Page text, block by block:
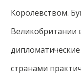
Королевством.
Великобритании
странами